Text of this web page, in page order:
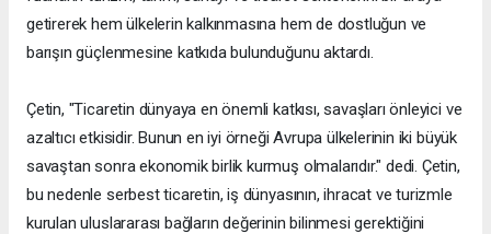
getirerek hem ülkelerin kalkınmasına hem de dostluğun ve
barışın güçlenmesine katkıda bulunduğunu aktardı.
Çetin, "Ticaretin dünyaya en önemli katkısı, savaşları önleyici ve
azaltıcı etkisidir. Bunun en iyi örneği Avrupa ülkelerinin iki büyük
savaştan sonra ekonomik birlik kurmuş olmalarıdır." dedi. Çetin,
bu nedenle serbest ticaretin, iş dünyasının, ihracat ve turizmle
kurulan uluslararası bağların değerinin bilinmesi gerektiğini